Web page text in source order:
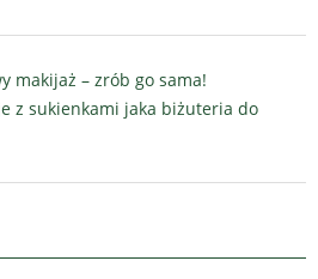
makijaż – zrób go sama!
z sukienkami jaka biżuteria do